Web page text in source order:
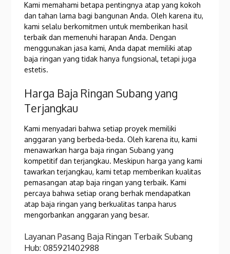
Kami memahami betapa pentingnya atap yang kokoh
dan tahan lama bagi bangunan Anda. Oleh karena itu,
kami selalu berkomitmen untuk memberikan hasil
terbaik dan memenuhi harapan Anda. Dengan
menggunakan jasa kami, Anda dapat memiliki atap
baja ringan yang tidak hanya fungsional, tetapi juga
estetis.
Harga Baja Ringan Subang yang
Terjangkau
Kami menyadari bahwa setiap proyek memiliki
anggaran yang berbeda-beda. Oleh karena itu, kami
menawarkan harga baja ringan Subang yang
kompetitif dan terjangkau. Meskipun harga yang kami
tawarkan terjangkau, kami tetap memberikan kualitas
pemasangan atap baja ringan yang terbaik. Kami
percaya bahwa setiap orang berhak mendapatkan
atap baja ringan yang berkualitas tanpa harus
mengorbankan anggaran yang besar.
Layanan Pasang Baja Ringan Terbaik Subang
Hub: 085921402988